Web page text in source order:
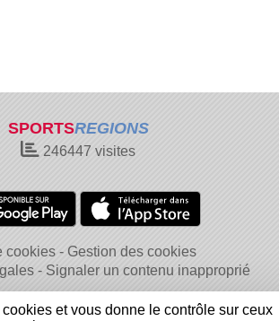
SPORTSREGIONS
246447 visites
cookies
Gestion des cookies
Signaler un contenu inapproprié
et vous donne le contrôle sur ceux